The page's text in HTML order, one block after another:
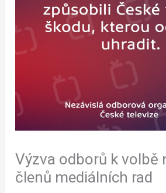
Výzva odborů k volbě
členů mediálních rad